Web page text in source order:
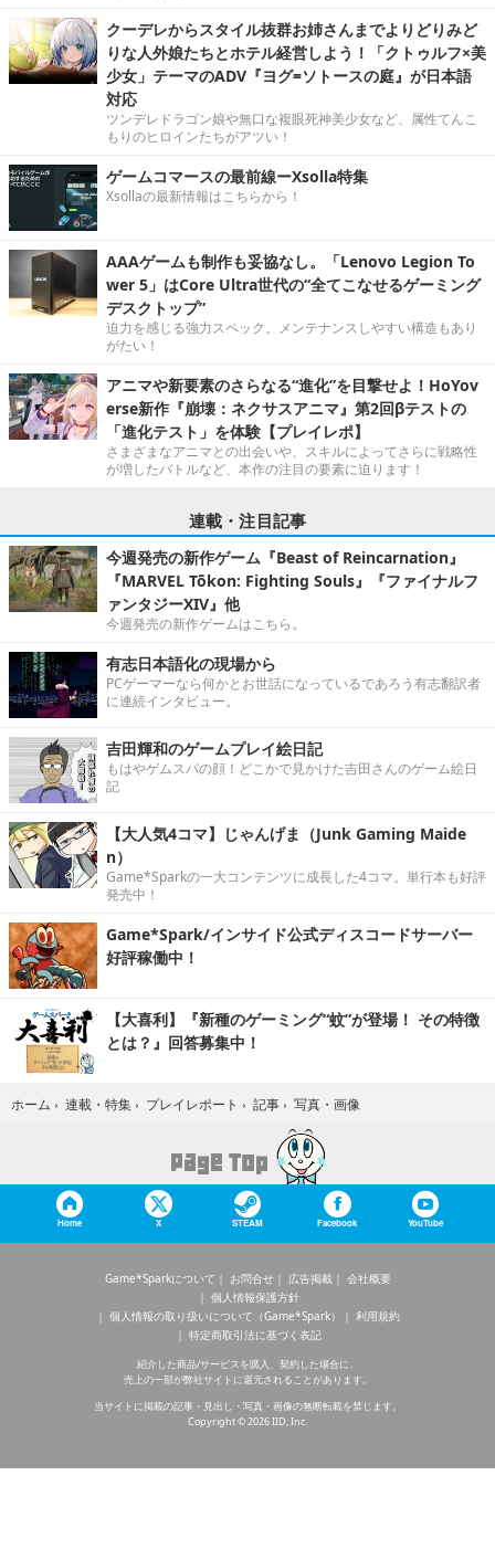
クーデレからスタイル抜群お姉さんまでよりどりみど
りな人外娘たちとホテル経営しよう！「クトゥルフ×美
少女」テーマのADV『ヨグ=ソトースの庭』が日本語
対応
ツンデレドラゴン娘や無口な複眼死神美少女など、属性てんこ
もりのヒロインたちがアツい！
ゲームコマースの最前線ーXsolla特集
Xsollaの最新情報はこちらから！
AAAゲームも制作も妥協なし。「Lenovo Legion To
wer 5」はCore Ultra世代の“全てこなせるゲーミング
デスクトップ”
迫力を感じる強力スペック。メンテナンスしやすい構造もあり
がたい！
アニマや新要素のさらなる“進化”を目撃せよ！HoYov
erse新作『崩壊：ネクサスアニマ』第2回βテストの
「進化テスト」を体験【プレイレポ】
さまざまなアニマとの出会いや、スキルによってさらに戦略性
が増したバトルなど、本作の注目の要素に迫ります！
連載・注目記事
今週発売の新作ゲーム『Beast of Reincarnation』
『MARVEL Tōkon: Fighting Souls』『ファイナルフ
ァンタジーXIV』他
今週発売の新作ゲームはこちら。
有志日本語化の現場から
PCゲーマーなら何かとお世話になっているであろう有志翻訳者
に連続インタビュー。
吉田輝和のゲームプレイ絵日記
もはやゲムスパの顔！どこかで見かけた吉田さんのゲーム絵日
記
【大人気4コマ】じゃんげま（Junk Gaming Maide
n）
Game*Sparkの一大コンテンツに成長した4コマ。単行本も好評
発売中！
Game*Spark/インサイド公式ディスコードサーバー
好評稼働中！
【大喜利】『新種のゲーミング“蚊”が登場！ その特徴
とは？』回答募集中！
ホーム › 連載・特集 › プレイレポート › 記事 › 写真・画像
Home X STEAM Facebook YouTube
Game*Sparkについて お問合せ 広告掲載
会社概要
個人情報保護方針
個人情報の取り扱いについて（Game*Spark）
利用規約
特定商取引法に基づく表記
紹介した商品/サービスを購入、契約した場合に、
売上の一部が弊社サイトに還元されることがあります。
当サイトに掲載の記事・見出し・写真・画像の無断転載を禁じます。
Copyright © 2026 IID, Inc.